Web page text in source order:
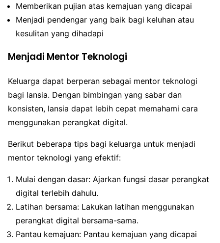
Memberikan pujian atas kemajuan yang dicapai
Menjadi pendengar yang baik bagi keluhan atau
kesulitan yang dihadapi
Menjadi Mentor Teknologi
Keluarga dapat berperan sebagai mentor teknologi
bagi lansia. Dengan bimbingan yang sabar dan
konsisten, lansia dapat lebih cepat memahami cara
menggunakan perangkat digital.
Berikut beberapa tips bagi keluarga untuk menjadi
mentor teknologi yang efektif:
Mulai dengan dasar: Ajarkan fungsi dasar perangkat
digital terlebih dahulu.
Latihan bersama: Lakukan latihan menggunakan
perangkat digital bersama-sama.
Pantau kemajuan: Pantau kemajuan yang dicapai